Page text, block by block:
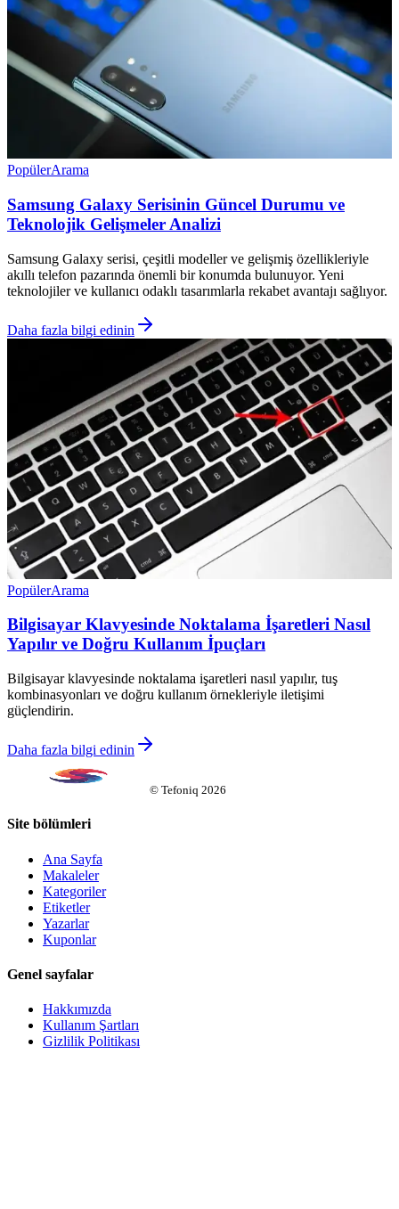
PopülerArama
Samsung Galaxy Serisinin Güncel Durumu ve
Teknolojik Gelişmeler Analizi
Samsung Galaxy serisi, çeşitli modeller ve gelişmiş özellikleriyle
akıllı telefon pazarında önemli bir konumda bulunuyor. Yeni
teknolojiler ve kullanıcı odaklı tasarımlarla rekabet avantajı sağlıyor.
Daha fazla bilgi edinin
PopülerArama
Bilgisayar Klavyesinde Noktalama İşaretleri Nasıl
Yapılır ve Doğru Kullanım İpuçları
Bilgisayar klavyesinde noktalama işaretleri nasıl yapılır, tuş
kombinasyonları ve doğru kullanım örnekleriyle iletişimi
güçlendirin.
Daha fazla bilgi edinin
© Tefoniq 2026
Site bölümleri
Ana Sayfa
Makaleler
Kategoriler
Etiketler
Yazarlar
Kuponlar
Genel sayfalar
Hakkımızda
Kullanım Şartları
Gizlilik Politikası